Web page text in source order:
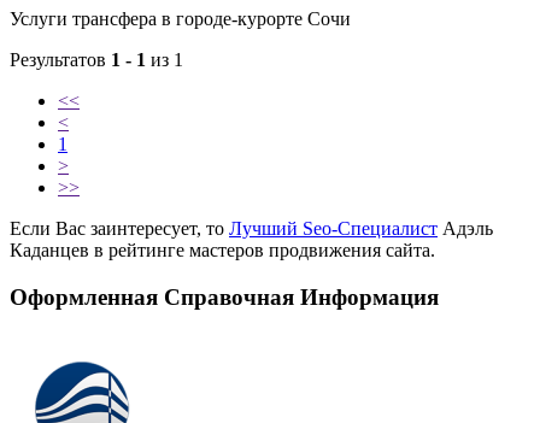
Услуги трансфера в городе-курорте Сочи
Результатов 1 - 1 из 1
<<
<
1
>
>>
Если Вас заинтересует, то Лучший Seo-Специалист Адэль
Каданцев в рейтинге мастеров продвижения сайта.
Оформленная Справочная Информация